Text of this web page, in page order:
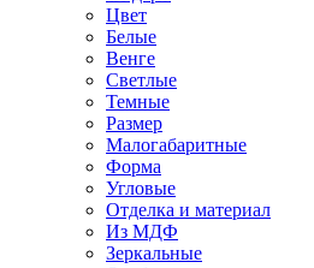
Цвет
Белые
Венге
Светлые
Темные
Размер
Малогабаритные
Форма
Угловые
Отделка и материал
Из МДФ
Зеркальные